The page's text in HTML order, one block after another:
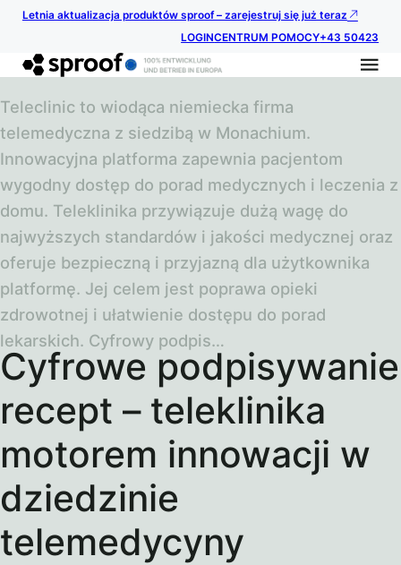
Letnia aktualizacja produktów sproof – zarejestruj się już teraz
LOGINCENTRUM POMOCY+43 50423
Cyfrowe podpisywanie
recept – teleklinika
motorem innowacji w
dziedzinie
telemedycyny
Teleclinic to wiodąca niemiecka firma
telemedyczna z siedzibą w Monachium.
Innowacyjna platforma zapewnia pacjentom
wygodny dostęp do porad medycznych i leczenia z
domu. Teleklinika przywiązuje dużą wagę do
najwyższych standardów i jakości medycznej oraz
oferuje bezpieczną i przyjazną dla użytkownika
platformę. Jej celem jest poprawa opieki
zdrowotnej i ułatwienie dostępu do porad
lekarskich. Cyfrowy podpis…